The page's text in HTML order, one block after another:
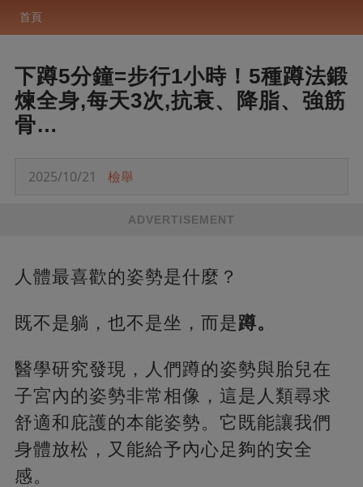
首頁
下蹲5分鐘=步行1小時！5種蹲法鍛
煉全身,每天3次,抗衰、降脂、強筋
骨…
2025/10/21 檢舉
ADVERTISEMENT
人體最喜歡的姿勢是什麼？
既不是躺，也不是坐，而是蹲。
醫學研究發現，人們蹲的姿勢與胎兒在
子宮內的姿勢非常相像，這是人類尋求
舒適和庇護的本能姿勢。它既能讓我們
身體放松，又能給予內心足夠的安全
感。